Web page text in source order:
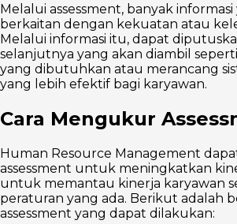
Melalui assessment, banyak
berkaitan dengan kekuatan atau
Melalui informasi itu, dapat
selanjutnya yang akan diambil
yang dibutuhkan atau merancang
yang lebih efektif bagi karyawan.
Cara Mengukur
Human Resource Management
assessment untuk meningkatkan
untuk memantau kinerja karyawan
peraturan yang ada. Berikut adalah
assessment yang dapat dilakukan: